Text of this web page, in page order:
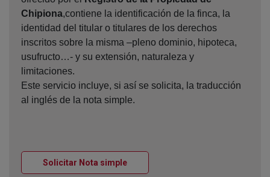
Chipiona,contiene la identificación de la finca, la
identidad del titular o titulares de los derechos
inscritos sobre la misma –pleno dominio, hipoteca,
usufructo…- y su extensión, naturaleza y
limitaciones.
Este servicio incluye, si así se solicita, la traducción
al inglés de la nota simple.
Solicitar Nota simpleVentana nueva